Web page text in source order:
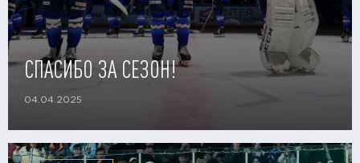
СПАСИБО ЗА СЕЗОН!
04.04.2025